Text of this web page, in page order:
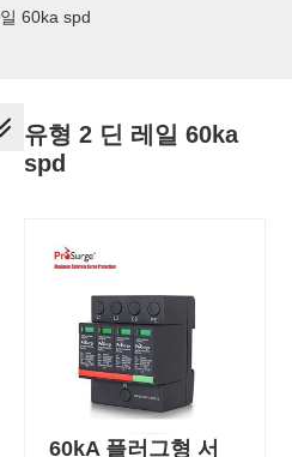
60ka spd
유형 2 딘 레일 60ka
spd
60kA 플러그형 서